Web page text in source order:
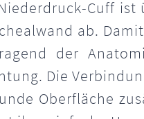
Cuff
ab.
der
Die
Oberfläche